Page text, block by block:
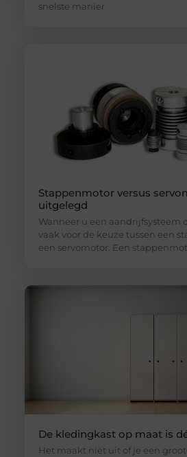
snelste manier
Stappenmotor versus
uitgelegd
Wanneer u een aandrijfsysteem
vaak voor de keuze tussen een
een servomotor. Een
De kledingkast op maat is
Het maakt niet uit of je een